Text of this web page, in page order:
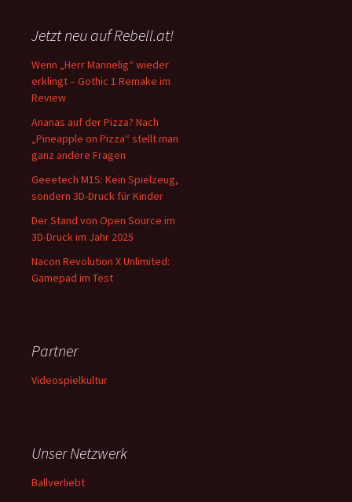
Jetzt neu auf Rebell.at!
Wenn „Herr Mannelig“ wieder
erklingt – Gothic 1 Remake im
Review
Ananas auf der Pizza? Nach
„Pineapple on Pizza“ stellt man
ganz andere Fragen
Geeetech M1S: Kein Spielzeug,
sondern 3D-Druck für Kinder
Der Stand von Open Source im
3D-Druck im Jahr 2025
Nacon Revolution X Unlimited:
Gamepad im Test
Partner
Videospielkultur
Unser Netzwerk
Ballverliebt